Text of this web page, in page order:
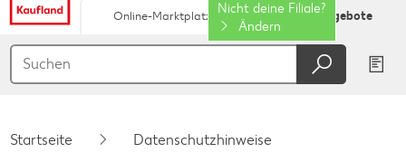
Hauptinhalt
Nicht deine Filiale?
Ändern
Online-Marktplatz Filial-Angebote
Startseite Datenschutzhinweise